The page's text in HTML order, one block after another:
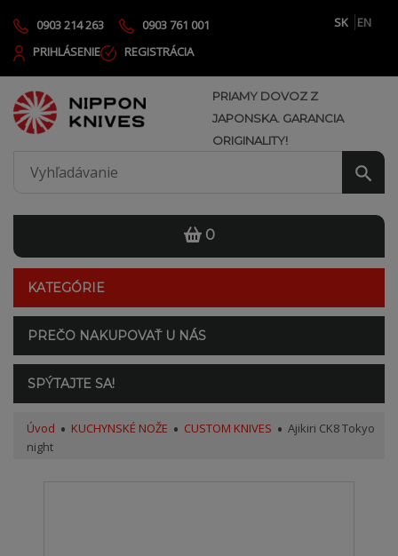
0903 214 263 0903 761 001 SK
EN
PRIHLÁSENIE
REGISTRÁCIA
PRIAMY DOVOZ Z
JAPONSKA. GARANCIA
ORIGINALITY!
0
KATEGÓRIE
PREČO NAKUPOVAŤ U NÁS
SPÝTAJTE SA!
Úvod KUCHYNSKÉ NOŽE CUSTOM KNIVES
Ajikiri CK8 Tokyo
night